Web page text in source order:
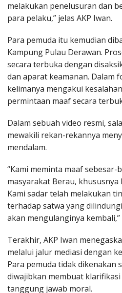
melakukan penelusuran dan
para pelaku,” jelas AKP Iwan.
Para pemuda itu kemudian
Kampung Pulau Derawan.
secara terbuka dengan
dan aparat keamanan. Dalam
kelimanya mengakui
permintaan maaf secara
Dalam sebuah video resmi,
mewakili rekan-rekannya
mendalam.
“Kami meminta maaf sebesar-
masyarakat Berau, khususnya
Kami sadar telah melakukan
terhadap satwa yang
akan mengulanginya
Terakhir, AKP Iwan
melalui jalur mediasi dengan
Para pemuda tidak dikenakan
diwajibkan membuat
tanggung jawab moral.